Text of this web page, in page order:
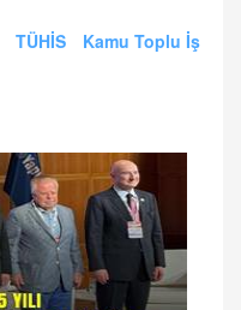
TÜHİS
Kamu Toplu İş